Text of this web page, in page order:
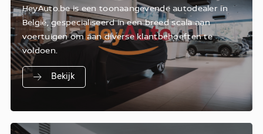
HeyAuto.be is een toonaangevende autodealer in
België, gespecialiseerd in een breed scala aan
voertuigen om aan diverse klantbehoeften te
voldoen.
Bekijk